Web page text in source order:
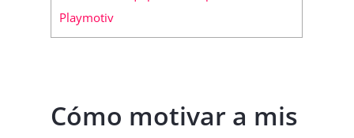
Playmotiv
Cómo motivar a mis